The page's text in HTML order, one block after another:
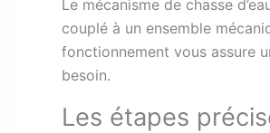
Le mécanisme de chasse
couplé à un ensemble
fonctionnement vous assure
besoin.
Les étapes